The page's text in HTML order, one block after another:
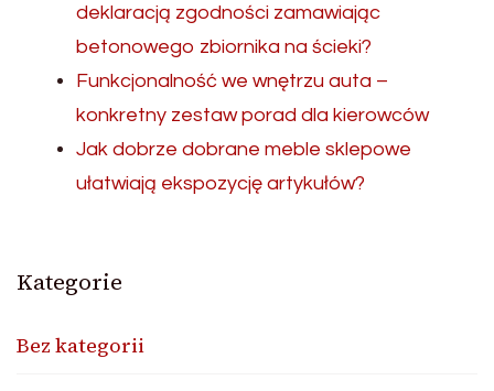
deklaracją zgodności zamawiając
betonowego zbiornika na ścieki?
Funkcjonalność we wnętrzu auta –
konkretny zestaw porad dla kierowców
Jak dobrze dobrane meble sklepowe
ułatwiają ekspozycję artykułów?
Kategorie
Bez kategorii